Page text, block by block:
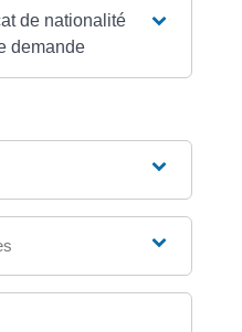
de nationalité
demande